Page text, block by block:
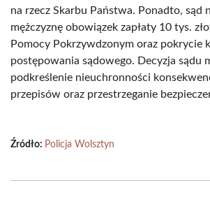
na rzecz Skarbu Państwa. Ponadto, sąd
mężczyznę obowiązek zapłaty 10 tys.
Pomocy Pokrzywdzonym oraz pokrycie
postępowania sądowego. Decyzja sądu
podkreślenie nieuchronności
przepisów oraz przestrzeganie
Źródło: Policja Wolsztyn